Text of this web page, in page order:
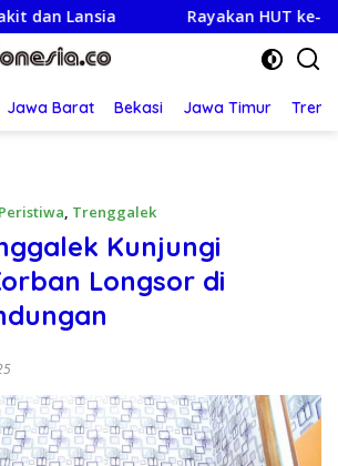
Rayakan HUT ke-25,Partai
Jawa Barat Bekasi Jawa Timur
Peristiwa, Trenggalek
Kunjungi
Longsor di